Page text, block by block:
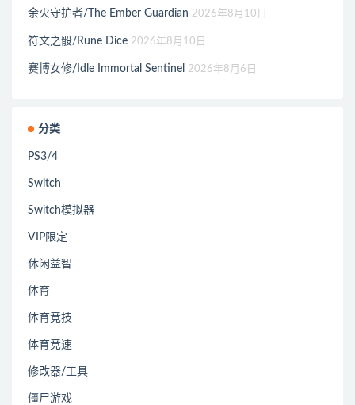
余火守护者/The Ember Guardian 2026年8月10日
符文之骰/Rune Dice 2026年8月10日
赛博女修/Idle Immortal Sentinel 2026年8月6日
分类
PS3/4
Switch
Switch模拟器
VIP限定
休闲益智
体育
体育竞技
体育竞速
修改器/工具
僵尸游戏